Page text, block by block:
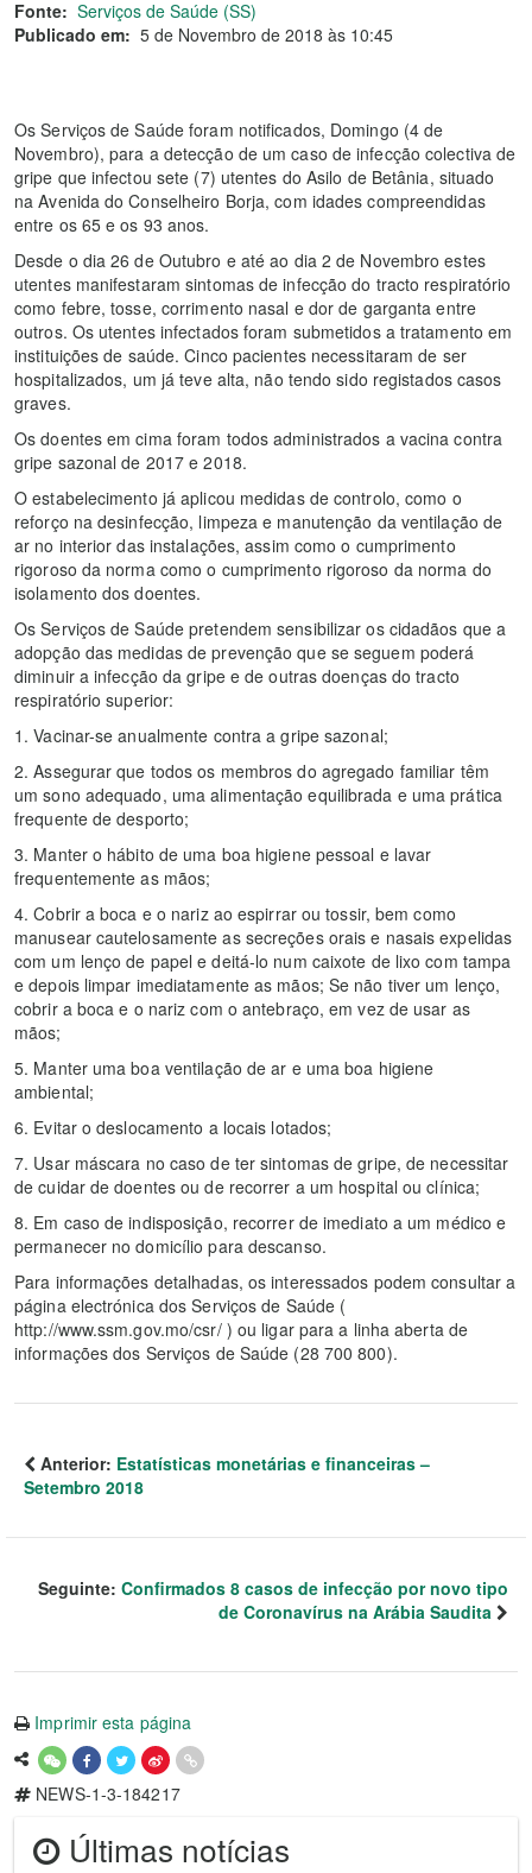
Fonte: Serviços de Saúde (SS)
Publicado em: 5 de Novembro de 2018 às 10:45
Os Serviços de Saúde foram notificados, Domingo (4 de
Novembro), para a detecção de um caso de infecção colectiva de
gripe que infectou sete (7) utentes do Asilo de Betânia, situado
na Avenida do Conselheiro Borja, com idades compreendidas
entre os 65 e os 93 anos.
Desde o dia 26 de Outubro e até ao dia 2 de Novembro estes
utentes manifestaram sintomas de infecção do tracto respiratório
como febre, tosse, corrimento nasal e dor de garganta entre
outros. Os utentes infectados foram submetidos a tratamento em
instituições de saúde. Cinco pacientes necessitaram de ser
hospitalizados, um já teve alta, não tendo sido registados casos
graves.
Os doentes em cima foram todos administrados a vacina contra
gripe sazonal de 2017 e 2018.
O estabelecimento já aplicou medidas de controlo, como o
reforço na desinfecção, limpeza e manutenção da ventilação de
ar no interior das instalações, assim como o cumprimento
rigoroso da norma como o cumprimento rigoroso da norma do
isolamento dos doentes.
Os Serviços de Saúde pretendem sensibilizar os cidadãos que a
adopção das medidas de prevenção que se seguem poderá
diminuir a infecção da gripe e de outras doenças do tracto
respiratório superior:
1. Vacinar-se anualmente contra a gripe sazonal;
2. Assegurar que todos os membros do agregado familiar têm
um sono adequado, uma alimentação equilibrada e uma prática
frequente de desporto;
3. Manter o hábito de uma boa higiene pessoal e lavar
frequentemente as mãos;
4. Cobrir a boca e o nariz ao espirrar ou tossir, bem como
manusear cautelosamente as secreções orais e nasais expelidas
com um lenço de papel e deitá-lo num caixote de lixo com tampa
e depois limpar imediatamente as mãos; Se não tiver um lenço,
cobrir a boca e o nariz com o antebraço, em vez de usar as
mãos;
5. Manter uma boa ventilação de ar e uma boa higiene
ambiental;
6. Evitar o deslocamento a locais lotados;
7. Usar máscara no caso de ter sintomas de gripe, de necessitar
de cuidar de doentes ou de recorrer a um hospital ou clínica;
8. Em caso de indisposição, recorrer de imediato a um médico e
permanecer no domicílio para descanso.
Para informações detalhadas, os interessados podem consultar a
página electrónica dos Serviços de Saúde (
http://www.ssm.gov.mo/csr/ ) ou ligar para a linha aberta de
informações dos Serviços de Saúde (28 700 800).
Anterior: Estatísticas monetárias e financeiras –
Setembro 2018
Seguinte: Confirmados 8 casos de infecção por novo tipo
de Coronavírus na Arábia Saudita
Imprimir esta página
NEWS-1-3-184217
Últimas notícias